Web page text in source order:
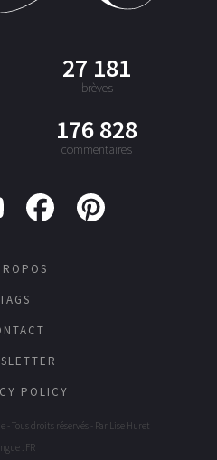
27 181
brèves
176 828
commentaires
TAGS
POLICY
- Tous droits réservés - Par Lise Huret
: FR